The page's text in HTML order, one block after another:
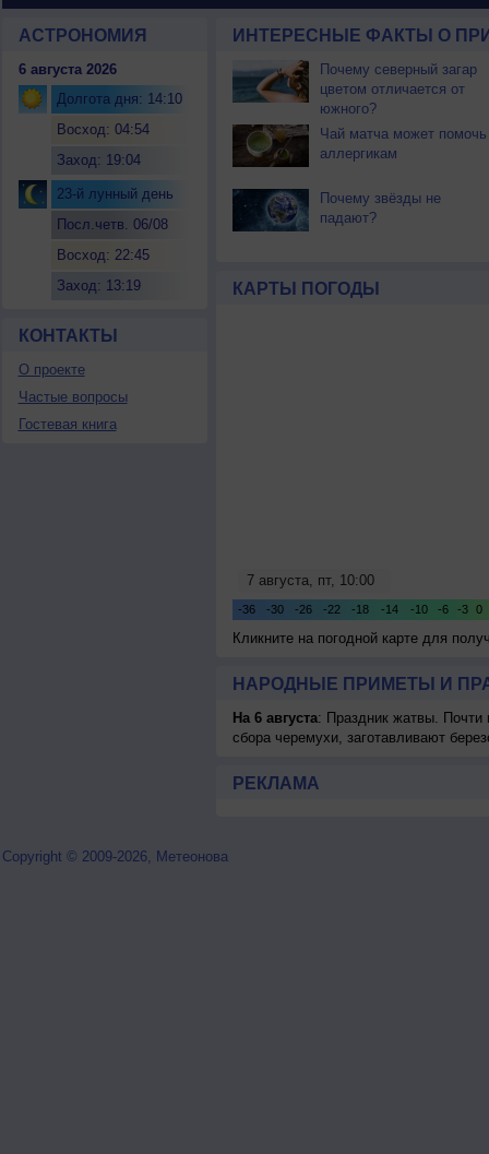
АСТРОНОМИЯ
6 августа 2026
Долгота дня: 14:10
Восход: 04:54
Заход: 19:04
23-й лунный день
Посл.четв. 06/08
Восход: 22:45
Заход: 13:19
КОНТАКТЫ
О проекте
Частые вопросы
Гостевая книга
ИНТЕРЕСНЫЕ ФАКТЫ О
Почему северный загар
цветом отличается от
южного?
Чай матча может помочь
аллергикам
Почему звёзды не
падают?
КАРТЫ ПОГОДЫ
Кликните на погодной карте для
НАРОДНЫЕ ПРИМЕТЫ И
На 6 августа: Праздник жатвы. Почти
сбора черемухи, заготавливают
РЕКЛАМА
Copyright © 2009-2026, Метеонова